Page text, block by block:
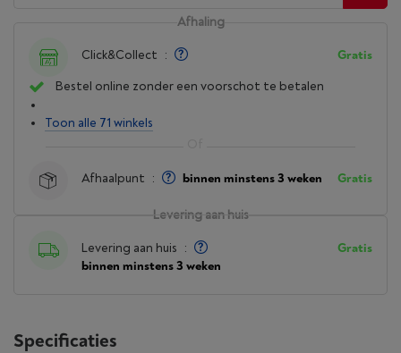
Levering aan huis
Levering aan huis :
binnen minstens 3 weken
Gratis
Afhaling
Click&Collect : Gratis
Bestel online zonder een voorschot te betalen
Toon alle 71 winkels
Afhaalpunt : binnen minstens 3 weken Gratis
Specificaties